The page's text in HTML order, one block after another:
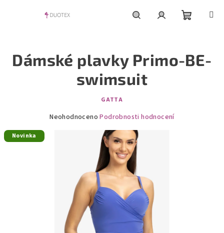
košík
Dámské plavky Primo-BE-
swimsuit
GATTA
Průměrné
hvězdiček.
Neohodnoceno Podrobnosti hodnocení
Novinka